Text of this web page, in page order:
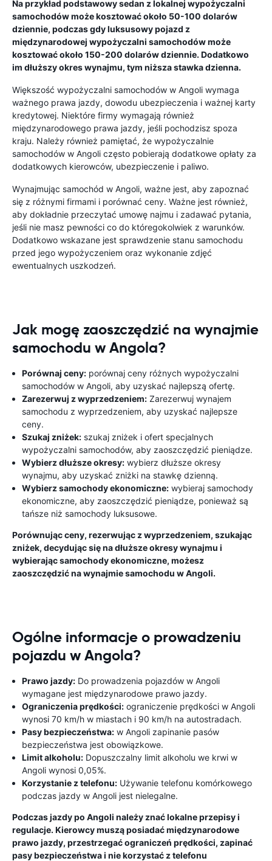
Na przykład podstawowy sedan z lokalnej wypożyczalni
samochodów może kosztować około 50-100 dolarów
dziennie, podczas gdy luksusowy pojazd z
międzynarodowej wypożyczalni samochodów może
kosztować około 150-200 dolarów dziennie. Dodatkowo
im dłuższy okres wynajmu, tym niższa stawka dzienna.
Większość wypożyczalni samochodów w Angoli wymaga
ważnego prawa jazdy, dowodu ubezpieczenia i ważnej karty
kredytowej. Niektóre firmy wymagają również
międzynarodowego prawa jazdy, jeśli pochodzisz spoza
kraju. Należy również pamiętać, że wypożyczalnie
samochodów w Angoli często pobierają dodatkowe opłaty za
dodatkowych kierowców, ubezpieczenie i paliwo.
Wynajmując samochód w Angoli, ważne jest, aby zapoznać
się z różnymi firmami i porównać ceny. Ważne jest również,
aby dokładnie przeczytać umowę najmu i zadawać pytania,
jeśli nie masz pewności co do któregokolwiek z warunków.
Dodatkowo wskazane jest sprawdzenie stanu samochodu
przed jego wypożyczeniem oraz wykonanie zdjęć
ewentualnych uszkodzeń.
Jak mogę zaoszczędzić na wynajmie
samochodu w Angola?
Porównaj ceny: porównaj ceny różnych wypożyczalni
samochodów w Angoli, aby uzyskać najlepszą ofertę.
Zarezerwuj z wyprzedzeniem: Zarezerwuj wynajem
samochodu z wyprzedzeniem, aby uzyskać najlepsze
ceny.
Szukaj zniżek: szukaj zniżek i ofert specjalnych
wypożyczalni samochodów, aby zaoszczędzić pieniądze.
Wybierz dłuższe okresy: wybierz dłuższe okresy
wynajmu, aby uzyskać zniżki na stawkę dzienną.
Wybierz samochody ekonomiczne: wybieraj samochody
ekonomiczne, aby zaoszczędzić pieniądze, ponieważ są
tańsze niż samochody luksusowe.
Porównując ceny, rezerwując z wyprzedzeniem, szukając
zniżek, decydując się na dłuższe okresy wynajmu i
wybierając samochody ekonomiczne, możesz
zaoszczędzić na wynajmie samochodu w Angoli.
Ogólne informacje o prowadzeniu
pojazdu w Angola?
Prawo jazdy: Do prowadzenia pojazdów w Angoli
wymagane jest międzynarodowe prawo jazdy.
Ograniczenia prędkości: ograniczenie prędkości w Angoli
wynosi 70 km/h w miastach i 90 km/h na autostradach.
Pasy bezpieczeństwa: w Angoli zapinanie pasów
bezpieczeństwa jest obowiązkowe.
Limit alkoholu: Dopuszczalny limit alkoholu we krwi w
Angoli wynosi 0,05%.
Korzystanie z telefonu: Używanie telefonu komórkowego
podczas jazdy w Angoli jest nielegalne.
Podczas jazdy po Angoli należy znać lokalne przepisy i
regulacje. Kierowcy muszą posiadać międzynarodowe
prawo jazdy, przestrzegać ograniczeń prędkości, zapinać
pasy bezpieczeństwa i nie korzystać z telefonu